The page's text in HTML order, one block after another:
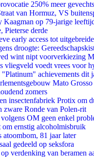
250% meer
van Hormuz, VS
Kaagman op 79-jarige
Pieterse derde
early access tot
droogte:
wint nipt voorverkiezing
vliegveld voedt vrees voor
achievements dit
Mato
zomers
insectenfabriek Protix om
zware Ronde van Polen-rit
OM geen enkel
ernstig alcoholmisbruik
81 jaar later
gedeeld op seksfora
verdenking van beramen